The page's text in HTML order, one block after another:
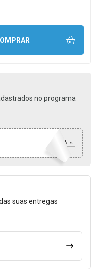
UMA UNIDADE
no programa
Frete
suas entregas